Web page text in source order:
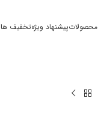
محصولاتپیشنهاد ویژهتخفیف ها